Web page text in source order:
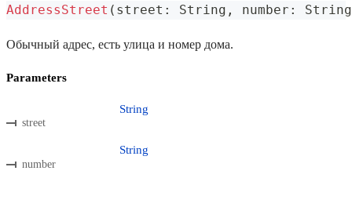
AddressStreet ( street : String , number : String
Обычный адрес, есть улица и номер дома.
Parameters
street
String
number
String